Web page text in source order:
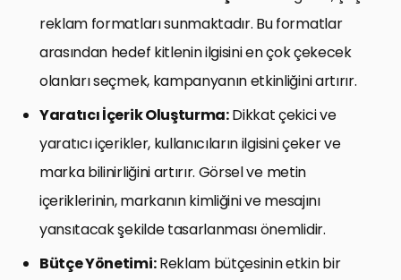
reklam formatları sunmaktadır. Bu formatlar
arasından hedef kitlenin ilgisini en çok çekecek
olanları seçmek, kampanyanın etkinliğini artırır.
Yaratıcı İçerik Oluşturma:Dikkat çekici ve
yaratıcı içerikler, kullanıcıların ilgisini çeker ve
marka bilinirliğini artırır. Görsel ve metin
içeriklerinin, markanın kimliğini ve mesajını
yansıtacak şekilde tasarlanması önemlidir.
Bütçe Yönetimi:Reklam bütçesinin etkin bir